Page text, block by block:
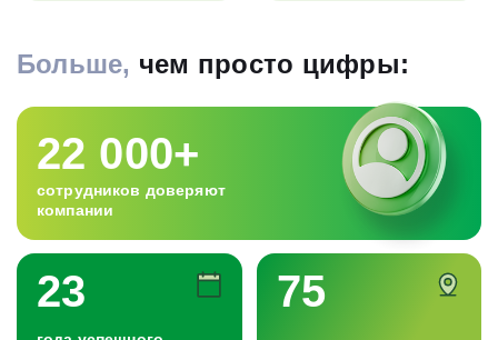
Больше, чем просто цифры:
22 000+
сотрудников доверяют
компании
23 75